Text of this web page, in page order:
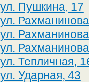
ул. Пушкина, 17
ул.
ул.
ул.
ул. Тепличная,
ул. Ударная, 43